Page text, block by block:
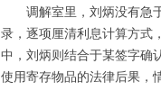
调解室里，刘炳没有急
录，逐项厘清利息计算方式
中， 刘炳则结合于某签字确
使用寄存物品的法律后果，